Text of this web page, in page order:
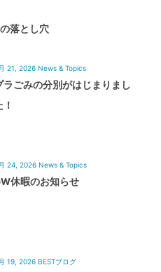
落とし穴
21, 2026 News & Topics
ラごみの分別がはじまりまし
！
24, 2026 News & Topics
休暇のお知らせ
19, 2026 BESTブログ